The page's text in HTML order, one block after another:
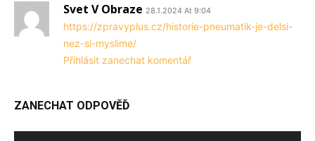
Svet V Obraze 28.1.2024 At 9:04
https://zpravyplus.cz/historie-pneumatik-je-delsi-
nez-si-myslime/
Přihlásit zanechat komentář
ZANECHAT ODPOVĚĎ